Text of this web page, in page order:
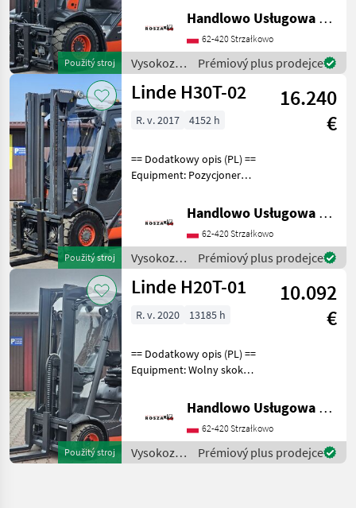
Použitý stroj
sekcja Additional info: Stan:
Bardzo dobry, Możliwość
UDT Palivo: plyn, typ
stožiara
Handlowo Usługowa Alanex Alan Roszak
62-420 Strzałkowo
Vysokozdvižné
vozíky a
skladová
Linde
Prémiový plus prodejce
Použitý stroj
Linde H30T-02
16.240
€
R. v. 2017 4152 h
== Dodatkowy opis (PL) ==
Equipment: Pozycjoner
Ogrzewanie Additional info:
Stan: Bardzo dobry,
Możliwość UDT Palivo: plyn,
typ stožiara:
Handlowo Usługowa Alanex Alan Roszak
62-420 Strzałkowo
Vysokozdvižné
vozíky a
skladová
Linde
Prémiový plus prodejce
Použitý stroj
Linde H20T-01
10.092
€
R. v. 2020 13185 h
== Dodatkowy opis (PL) ==
Equipment: Wolny skok
Additional info: Stan:
Bardzo dobry, Możliwość
stožiara: duplex Vys
Handlowo Usługowa Alanex Alan Roszak
62-420 Strzałkowo
Vysokozdvižné
vozíky a
Prémiový plus prodejce